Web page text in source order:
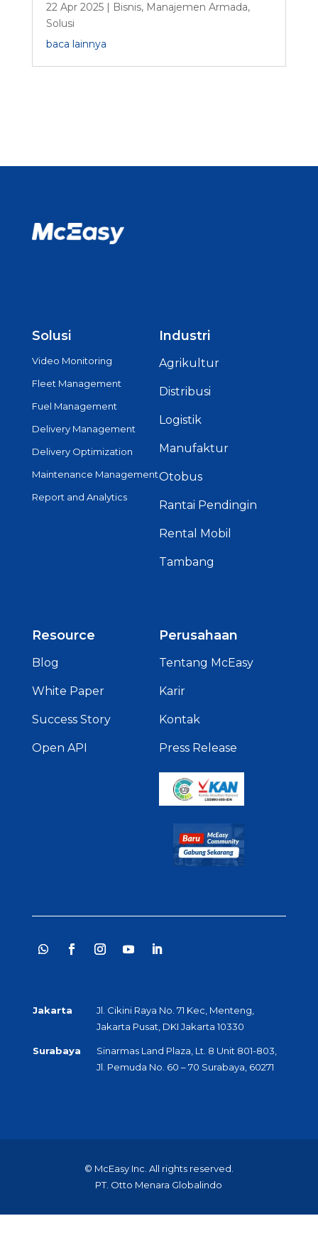
22 Apr 2025| Bisnis, Manajemen Armada,
Solusi
baca lainnya
Solusi
Video Monitoring
Fleet Management
Fuel Management
Delivery Management
Delivery Optimization
Maintenance Management
Report and Analytics
Industri
Agrikultur
Distribusi
Logistik
Manufaktur
Otobus
Rantai Pendingin
Rental Mobil
Tambang
Resource
Blog
White Paper
Success Story
Open API
Perusahaan
Tentang McEasy
Karir
Kontak
Press Release
Jakarta
Jl. Cikini Raya No. 71 Kec, Menteng,
Jakarta Pusat, DKI Jakarta 10330
Surabaya
Sinarmas Land Plaza, Lt. 8 Unit 801-803,
Jl. Pemuda No. 60 – 70 Surabaya, 60271
© McEasy Inc. All rights reserved.
PT. Otto Menara Globalindo